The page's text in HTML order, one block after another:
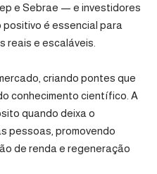
e Sebrae — e investidores
é essencial para
reais e escaláveis.
criando pontes que
conhecimento científico. A
quando deixa o
pessoas, promovendo
de renda e regeneração